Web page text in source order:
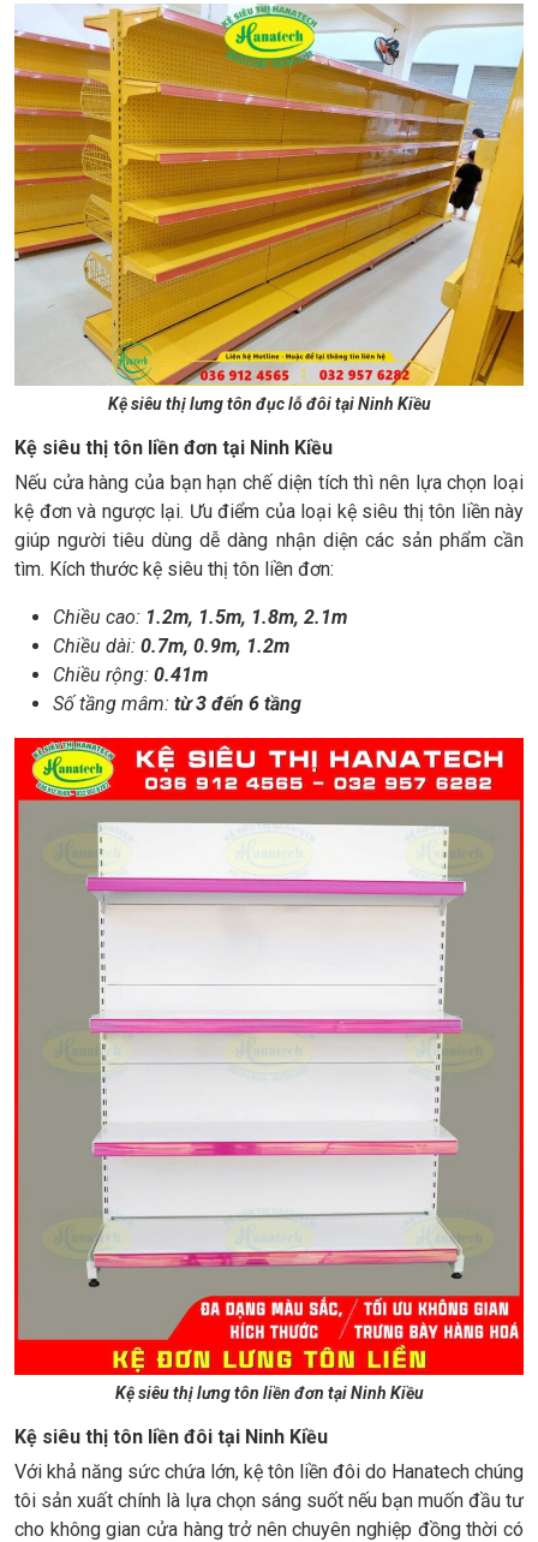
Kệ siêu thị lưng tôn đục lỗ đôi tại Ninh Kiều
Kệ siêu thị tôn liền đơn tại Ninh Kiều
Nếu cửa hàng của bạn hạn chế diện tích thì nên lựa chọn loại
kệ đơn và ngược lại. Ưu điểm của loại kệ siêu thị tôn liền này
giúp người tiêu dùng dễ dàng nhận diện các sản phẩm cần
tìm. Kích thước kệ siêu thị tôn liền đơn:
Chiều cao: 1.2m, 1.5m, 1.8m, 2.1m
Chiều dài: 0.7m, 0.9m, 1.2m
Chiều rộng: 0.41m
Số tầng mâm: từ 3 đến 6 tầng
Kệ siêu thị lưng tôn liền đơn tại Ninh Kiều
Kệ siêu thị tôn liền đôi tại Ninh Kiều
Với khả năng sức chứa lớn, kệ tôn liền đôi do Hanatech chúng
tôi sản xuất chính là lựa chọn sáng suốt nếu bạn muốn đầu tư
cho không gian cửa hàng trở nên chuyên nghiệp đồng thời có